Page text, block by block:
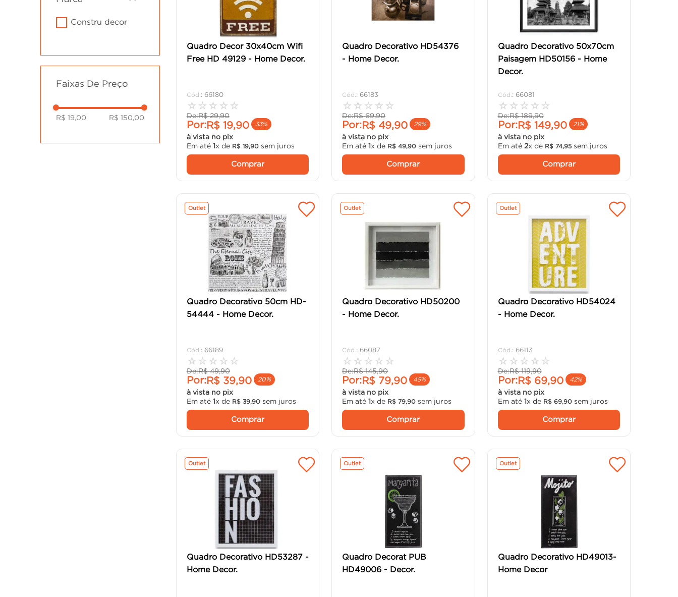
constru decor
Faixas De Preço
R$ 19,00 R$ 150,00
Quadro Decor 30x40cm Wifi
Free HD 49129 - Home Decor.
: 66180
☆ ☆ ☆ ☆ ☆
De:R$ 29,90
Por:R$ 19,90 33%
à vista no pix
Em até 1x de R$ 19, 90sem juros
Comprar
Quadro Decorativo HD54376
- Home Decor.
: 66183
☆ ☆ ☆ ☆ ☆
De:R$ 69,90
Por:R$ 49,90 29%
à vista no pix
Em até1x de R$ 49 ,90 sem juros
Comprar
Quadro Decorativo 50x70cm
Paisagem HD50156 - Home
Decor.
: 66081
☆ ☆ ☆ ☆ ☆
De:R$ 189,90
Por:R$ 149,90 21%
à vista no pix
Em até 2x de R$ 74, 95sem juros
Comprar
Outlet
Quadro Decorativo 50cm HD-
54444 - Home Decor.
: 66189
☆ ☆ ☆ ☆ ☆
De:R$ 49,90
Por:R$ 39,90 20%
à vista no pix
Em até 1x de R$ 39, 90sem juros
Comprar
Outlet
Quadro Decorativo HD50200
- Home Decor.
: 66087
☆ ☆ ☆ ☆ ☆
De:R$ 145,90
Por:R$ 79,90 45%
à vista no pix
Em até1x de R$ 79 ,90 sem juros
Comprar
Outlet
Quadro Decorativo HD54024
- Home Decor.
: 66113
☆ ☆ ☆ ☆ ☆
De:R$ 119,90
Por:R$ 69,90 42%
à vista no pix
Em até 1x de R$ 69, 90sem juros
Comprar
Outlet
Quadro Decorativo HD53287 -
Home Decor.
Outlet
Quadro Decorat PUB
HD49006 - Decor.
Outlet
Quadro Decorativo HD49013-
Home Decor